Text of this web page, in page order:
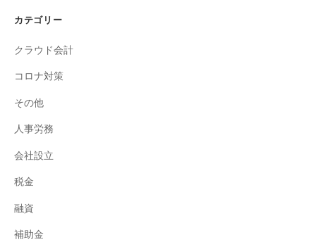
カテゴリー
クラウド会計
コロナ対策
その他
人事労務
会社設立
税金
融資
補助金